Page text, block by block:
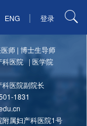
ENG | 登录
师 |博士生导师
科医院 | 医学院
医院副院长
1831
属妇产科医院1号